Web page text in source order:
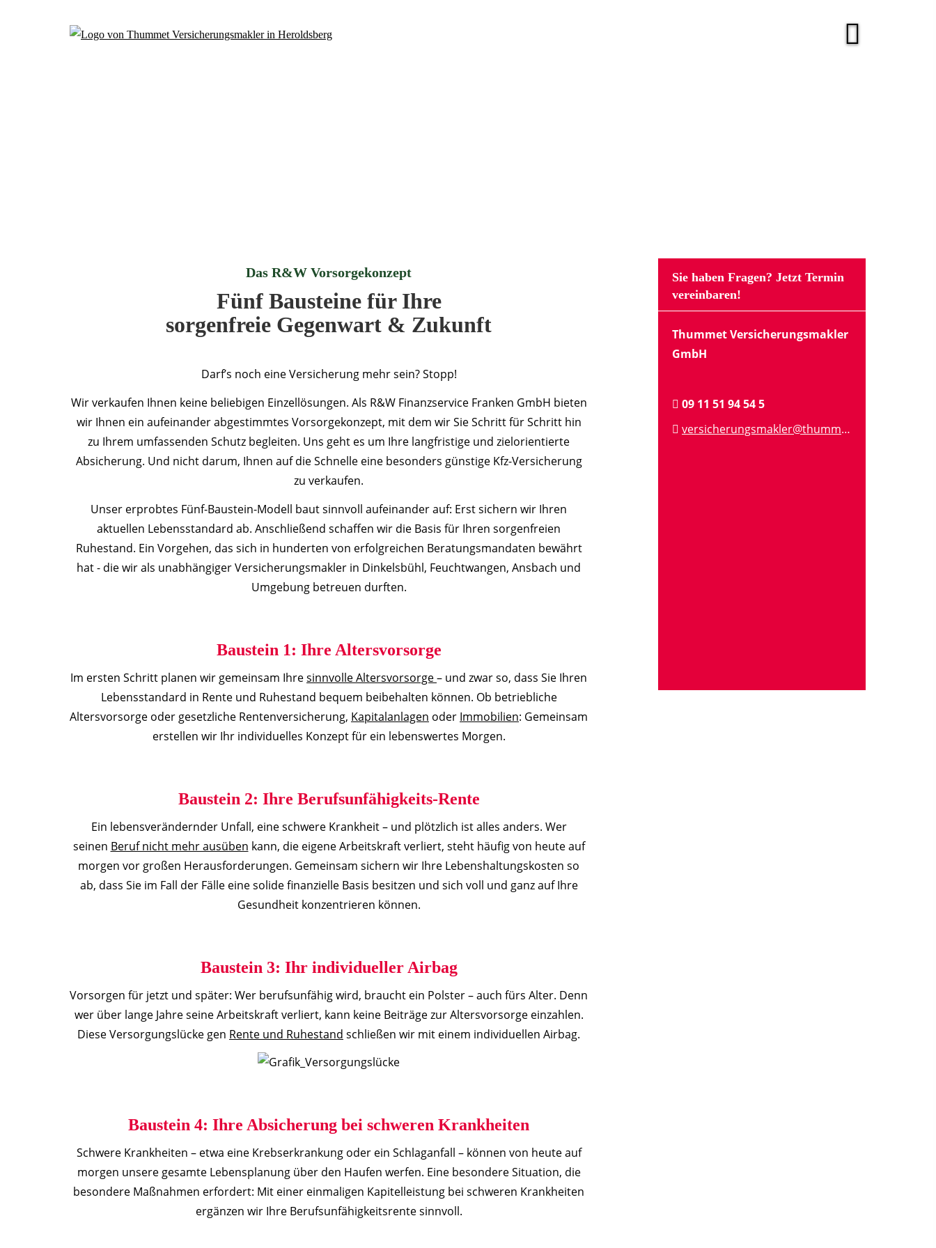
Sie haben Fragen? Jetzt Termin
vereinbaren!
Thummet Versicherungsmakler
GmbH
09 11 51 94 54 5
versicherungsmakler@thummet.de
Das R&W Vorsorgekonzept
Fünf Bausteine für Ihre
sorgenfreie Gegenwart & Zukunft
Darf’s noch eine Versicherung mehr sein? Stopp!
Wir verkaufen Ihnen keine beliebigen Einzellösungen. Als R&W Finanzservice Franken GmbH bieten
wir Ihnen ein aufeinander abgestimmtes Vorsorgekonzept, mit dem wir Sie Schritt für Schritt hin
zu Ihrem umfassenden Schutz begleiten. Uns geht es um Ihre langfristige und zielorientierte
Absicherung. Und nicht darum, Ihnen auf die Schnelle eine besonders günstige Kfz-Versicherung
zu verkaufen.
Unser erprobtes Fünf-Baustein-Modell baut sinnvoll aufeinander auf: Erst sichern wir Ihren
aktuellen Lebensstandard ab. Anschließend schaffen wir die Basis für Ihren sorgenfreien
Ruhestand. Ein Vorgehen, das sich in hunderten von erfolgreichen Beratungsmandaten bewährt
hat - die wir als unabhängiger Versicherungsmakler in Dinkelsbühl, Feuchtwangen, Ansbach und
Umgebung betreuen durften.
Baustein 1: Ihre Altersvorsorge
Im ersten Schritt planen wir gemeinsam Ihresinnvolle Altersvorsorge– und zwar so, dass Sie Ihren
Lebensstandard in Rente und Ruhestand bequem beibehalten können. Ob betriebliche
Altersvorsorge oder gesetzliche Rentenversicherung, Kapitalanlagen oder Immobilien: Gemeinsam
erstellen wir Ihr individuelles Konzept für ein lebenswertes Morgen.
Baustein 2: Ihre Berufsunfähigkeits-Rente
Ein lebensverändernder Unfall, eine schwere Krankheit – und plötzlich ist alles anders. Wer
seinen Beruf nicht mehr ausüben kann, die eigene Arbeitskraft verliert, steht häufig von heute auf
morgen vor großen Herausforderungen. Gemeinsam sichern wir Ihre Lebenshaltungskosten so
ab, dass Sie im Fall der Fälle eine solide finanzielle Basis besitzen und sich voll und ganz auf Ihre
Gesundheit konzentrieren können.
Baustein 3: Ihr individueller Airbag
Vorsorgen für jetzt und später: Wer berufsunfähig wird, braucht ein Polster – auch fürs Alter. Denn
wer über lange Jahre seine Arbeitskraft verliert, kann keine Beiträge zur Altersvorsorge einzahlen.
Diese Versorgungslücke gen Rente und Ruhestand schließen wir mit einem individuellen Airbag.
Baustein 4: Ihre Absicherung bei schweren Krankheiten
Schwere Krankheiten – etwa eine Krebserkrankung oder ein Schlaganfall – können von heute auf
morgen unsere gesamte Lebensplanung über den Haufen werfen. Eine besondere Situation, die
besondere Maßnahmen erfordert: Mit einer einmaligen Kapitelleistung bei schweren Krankheiten
ergänzen wir Ihre Berufsunfähigkeitsrente sinnvoll.